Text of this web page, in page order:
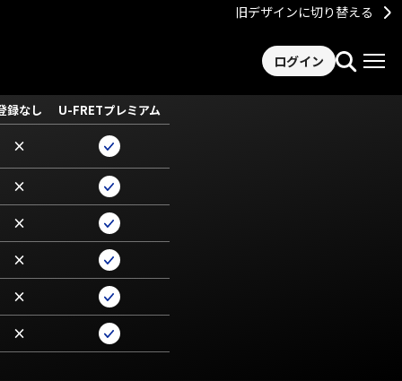
旧デザインに切り替える
ログイン
録なし U-FRETプレミアム
×
×
×
×
×
×